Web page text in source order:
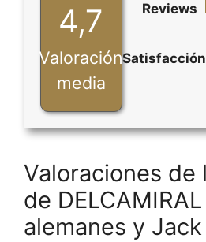
4,7
Valoración
media
Reviews
Satisfacción
Valoraciones de
de
alemanes y